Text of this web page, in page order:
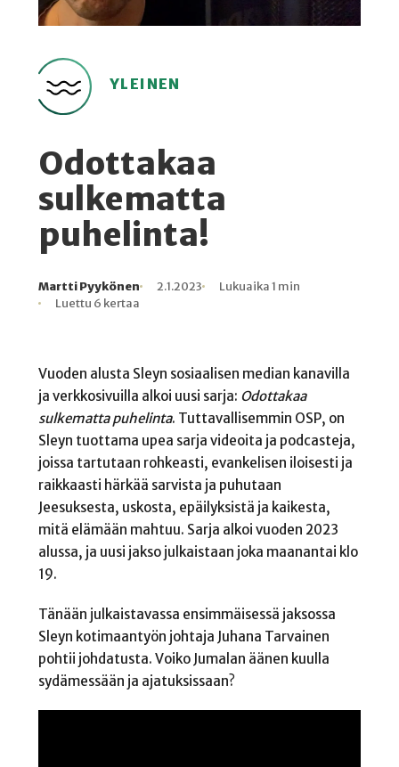
YLEINEN
Odottakaa
sulkematta
puhelinta!
Kirjoittaja
Martti Pyykönen
Julkaistu
2.1.2023
Lukuaika
Lukuaika 1 min
Lukukertoja
Luettu 6 kertaa
Vuoden alusta Sleyn sosiaalisen median kanavilla
ja verkkosivuilla alkoi uusi sarja: Odottakaa
sulkematta puhelinta. Tuttavallisemmin OSP, on
Sleyn tuottama upea sarja videoita ja podcasteja,
joissa tartutaan rohkeasti, evankelisen iloisesti ja
raikkaasti härkää sarvista ja puhutaan
Jeesuksesta, uskosta, epäilyksistä ja kaikesta,
mitä elämään mahtuu. Sarja alkoi vuoden 2023
alussa, ja uusi jakso julkaistaan joka maanantai klo
19.
Tänään julkaistavassa ensimmäisessä jaksossa
Sleyn kotimaantyön johtaja Juhana Tarvainen
pohtii johdatusta. Voiko Jumalan äänen kuulla
sydämessään ja ajatuksissaan?